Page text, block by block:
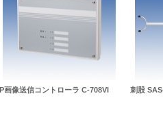
IP画像送信コントローラ C-708VI 刺股